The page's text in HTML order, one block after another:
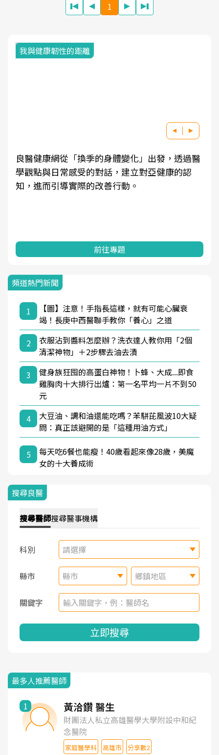
1
我與健康韌性的距離
良醫健康網從「換季的身體變化」出發，透過醫
學觀點與日常感受的對話，建立對亞健康的認
知，進而引導實際的改善行動。
前往專題
頻道熱門新聞
1
【圖】注意！手指長這樣，就有可能心臟衰
竭！長庚中西醫聯手教你「養心」之道
2
衣服沾到醬料怎麼辦？洗衣達人教你用「2個
清潔神物」＋2步驟去油去漬
3
健身族狂囤的高蛋白神物！卜蜂、大成...即食
雞胸肉十大排行出爐：第一名平均一片不到50
元
4
大豆油、調和油還能吃嗎？苯駢芘風波10大疑
問：真正該避開的是「這種用油方式」
5
每天吃6餐也能瘦！40歲看起來像28歲，美魔
女的十大養成術
搜尋良醫
搜尋醫師搜尋醫事機構
科別 請選擇
縣市 縣市 鄉鎮地區
關鍵字
立即搜尋
最多人推薦醫師
1 黃洽鑽 醫生
財團法人私立高雄醫學大學附設中和紀
念醫院
家庭醫學科 高雄市 分享數2